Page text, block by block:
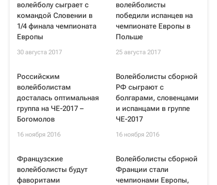
волейболу сыграет с
командой Словении в
1/4 финала чемпионата
Европы
30 августа 2017
волейболисты
победили испанцев на
чемпионате Европы в
Польше
25 августа 2017
Российским
волейболистам
досталась оптимальная
группа на ЧЕ-2017 –
Богомолов
16 ноября 2016
Волейболисты сборной
РФ сыграют с
болгарами, словенцами
и испанцами в группе
ЧЕ-2017
16 ноября 2016
Французские
волейболисты будут
фаворитами
Волейболисты сборной
Франции стали
чемпионами Европы,